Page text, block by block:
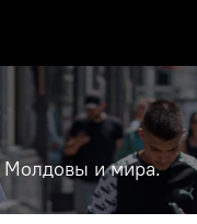
Молдовы и мира.